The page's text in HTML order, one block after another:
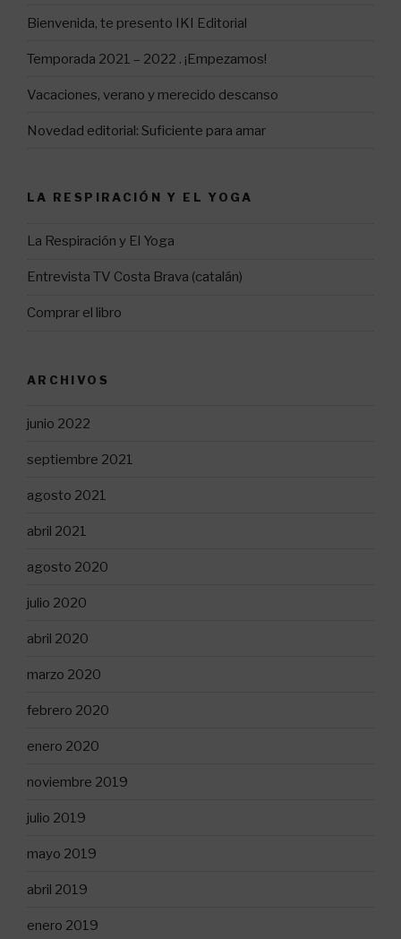
Bienvenida, te presento IKI Editorial
Temporada 2021 – 2022 . ¡Empezamos!
Vacaciones, verano y merecido descanso
Novedad editorial: Suficiente para amar
LA RESPIRACIÓN Y EL YOGA
La Respiración y El Yoga
Entrevista TV Costa Brava (catalán)
Comprar el libro
ARCHIVOS
junio 2022
septiembre 2021
agosto 2021
abril 2021
agosto 2020
julio 2020
abril 2020
marzo 2020
febrero 2020
enero 2020
noviembre 2019
julio 2019
mayo 2019
abril 2019
enero 2019